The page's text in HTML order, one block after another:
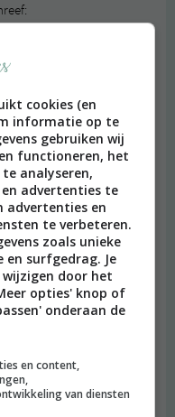
als mensen die erg
fairtrade producten gaan
bij de mensen los te
er helemaal niet te
Je moet niet vergeten
Meisjes (en wij, Merel en
zijn met nadenken over
verduurzamen en goed
ervan.) Heel veel
de mensen, is hier
het dan ontzettend
worden
project. En misschien
te doen. En ja, dat ze
jammer. Maar dat zouden
dat jullie een beetje
staan.
cookies (en
informatie op te
gebruiken wij
functioneren, het
analyseren,
advertenties te
advertenties en
te verbeteren.
zoals unieke
en surfgedrag. Je
door het
opties' knop of
onderaan de
en content,
van diensten